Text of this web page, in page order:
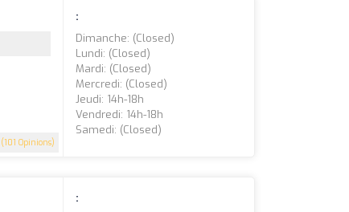
(101 Opinions)
:
Dimanche: (closed)
Lundi: (closed)
Mardi: (closed)
Mercredi: (closed)
Jeudi: 14h-18h
Vendredi: 14h-18h
Samedi: (closed)
: